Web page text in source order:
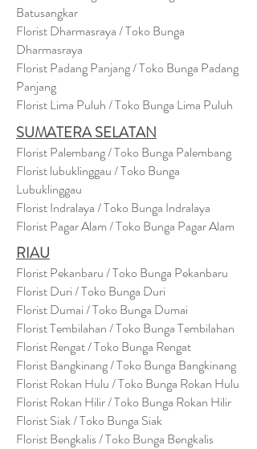
Batusangkar
Florist Dharmasraya / Toko Bunga
Dharmasraya
Florist Padang Panjang / Toko Bunga Padang
Panjang
Florist Lima Puluh / Toko Bunga Lima Puluh
SUMATERA SELATAN
Florist Palembang / Toko Bunga Palembang
Florist lubuklinggau / Toko Bunga
Lubuklinggau
Florist Indralaya / Toko Bunga Indralaya
Florist Pagar Alam / Toko Bunga Pagar Alam
RIAU
Florist Pekanbaru / Toko Bunga Pekanbaru
Florist Duri / Toko Bunga Duri
Florist Dumai / Toko Bunga Dumai
Florist Tembilahan / Toko Bunga Tembilahan
Florist Rengat / Toko Bunga Rengat
Florist Bangkinang / Toko Bunga Bangkinang
Florist Rokan Hulu / Toko Bunga Rokan Hulu
Florist Rokan Hilir / Toko Bunga Rokan Hilir
Florist Siak / Toko Bunga Siak
Florist Bengkalis / Toko Bunga Bengkalis